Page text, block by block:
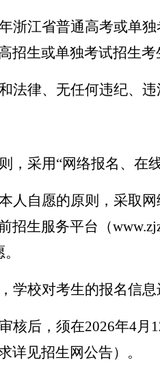
浙江省普通高考或单
招生或单独考试招生考
法律、无任何违纪、
，采用“网络报名、在
人自愿的原则，采取
招生服务平台（
学校对考生的报名信
核后，须在2026年4
详见招生网公告）。